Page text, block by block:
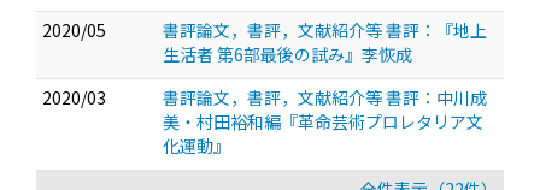
2020/05
書評論文，書評，文献紹介等 書評：『地上
生活者 第6部最後の試み』李恢成
2020/03
書評論文，書評，文献紹介等 書評：中川成
美・村田裕和編『革命芸術プロレタリア文
化運動』